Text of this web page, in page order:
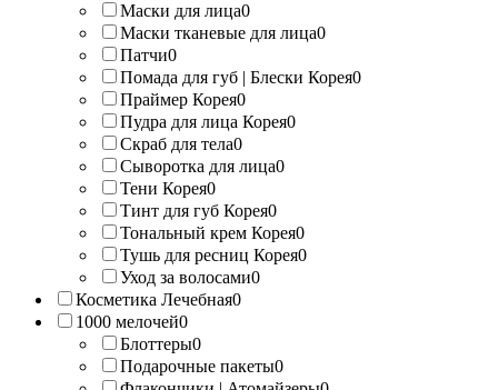
Маски для лица0
Маски тканевые для лица0
Патчи0
Помада для губ | Блески Корея0
Праймер Корея0
Пудра для лица Корея0
Скраб для тела0
Сыворотка для лица0
Тени Корея0
Тинт для губ Корея0
Тональный крем Корея0
Тушь для ресниц Корея0
Уход за волосами0
Косметика Лечебная0
1000 мелочей0
Блоттеры0
Подарочные пакеты0